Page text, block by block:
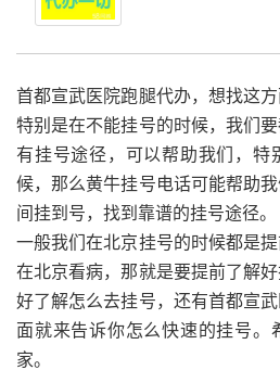
首都宣武医院跑腿代办，想找这方
特别是在不能挂号的时候，我们
有挂号途径，可以帮助我们，特
候，那么黄牛挂号电话可能帮助
间挂到号，找到靠谱的挂号途径。
一般我们在北京挂号的时候都是
在北京看病，那就是要提前了解
好了解怎么去挂号，还有首都宣
面就来告诉你怎么快速的挂号。
家。